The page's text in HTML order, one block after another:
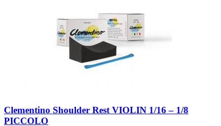
Clementino Shoulder Rest VIOLIN 1/16 – 1/8
PICCOLO